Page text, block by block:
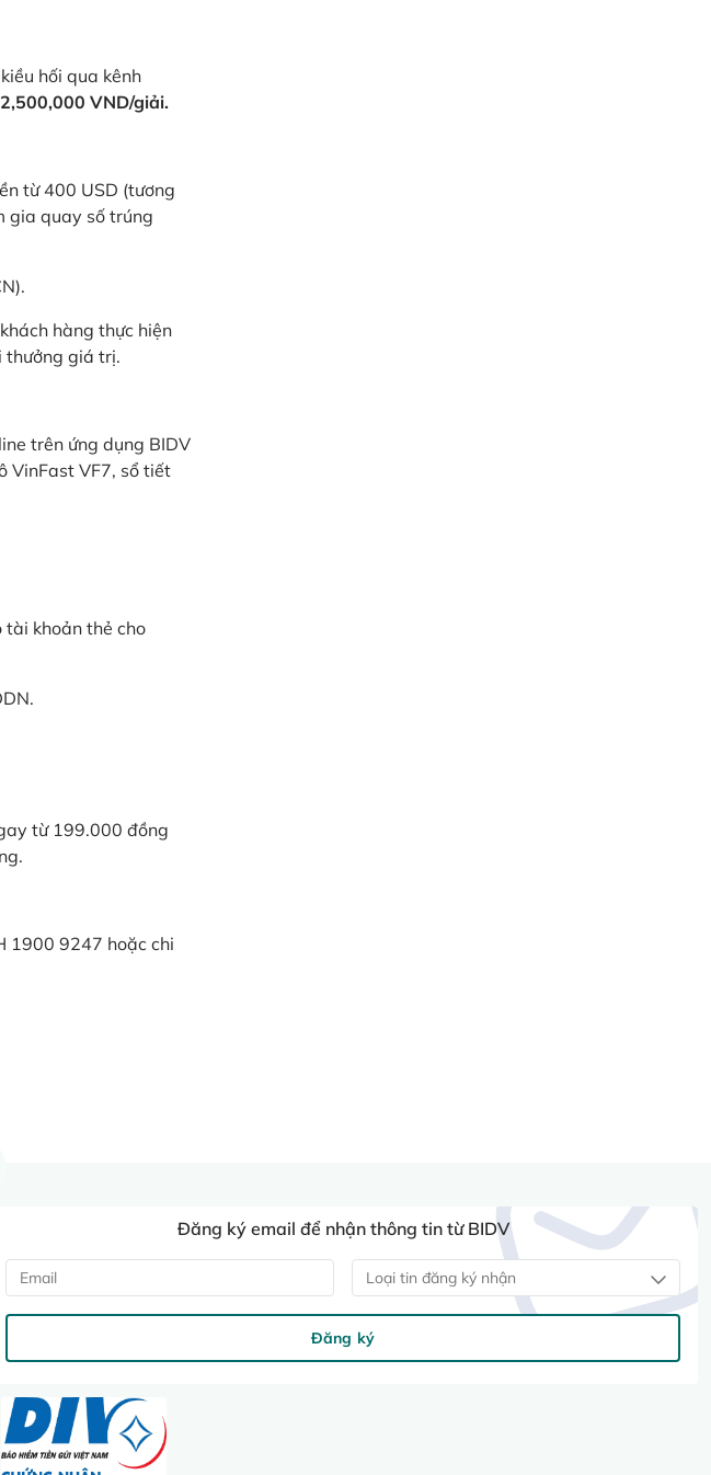
hối qua kênh
VND/giải.
từ 400 USD (tương
gia quay số trúng
hàng thực hiện
thưởng giá trị.
trên ứng dụng BIDV
VinFast VF7, sổ tiết
khoản thẻ cho
từ 199.000 đồng
1900 9247 hoặc chi
Đăng ký email để nhận thông tin từ BIDV
Loại tin đăng ký nhận
Đăng ký